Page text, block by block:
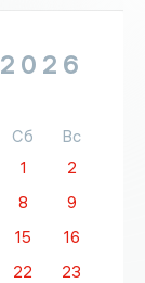
2026
Сб
Вс
1
2
8
9
15
16
22
23